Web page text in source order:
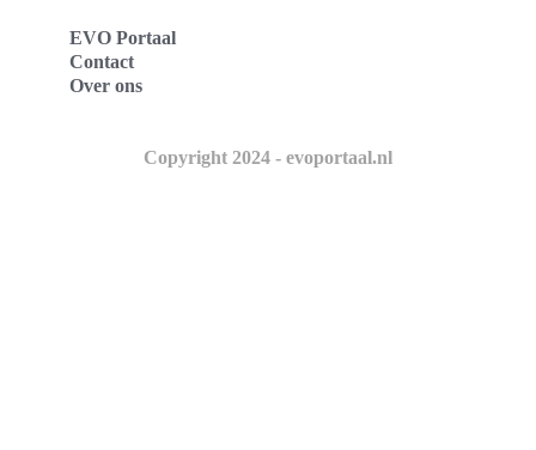
EVO Portaal
Contact
Over ons
Copyright 2024 - evoportaal.nl